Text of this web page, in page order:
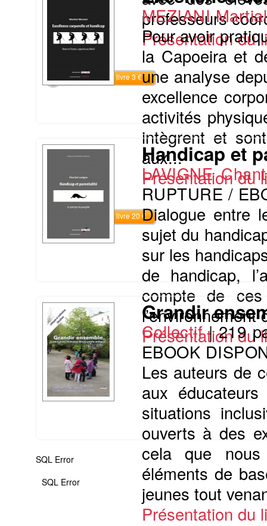
professeurs
Présentation du
Commander le livre 3 €
MEZIANI Martial
Pour avoir
la Capoeira et
une analyse
excellence
activités
intègrent et
aux...
Présentation du
Commander le livre 20 €
Handicap et
LAVIGNE
RUPTURE /
Dialogue entre
sujet du
sur les
de handicap,
compte de
Présentation du
Grandir
Collectif |219
EBOOK
Les auteurs de
aux
situations
ouverts à des
cela que
éléments de
jeunes tout
Présentation du
SQL Error
SQL Error